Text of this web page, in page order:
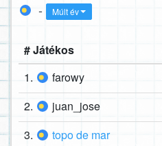
- Múlt év
# Játékos
1.
farowy
2. juan_jose
3. topo de mar